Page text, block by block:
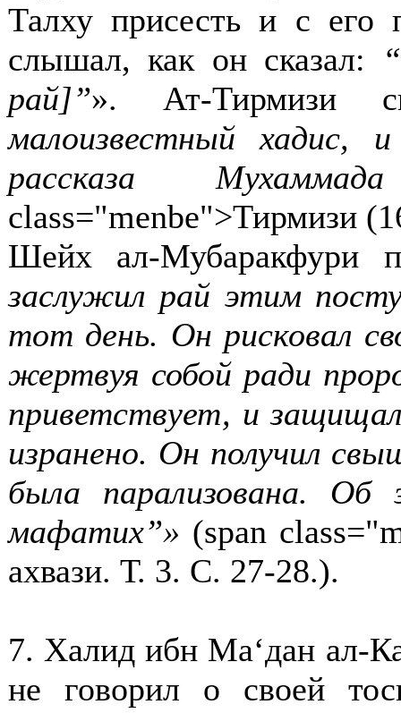
Талху присесть и с его
слышал, как он сказал:
рай]”». Ат-Тирмизи
малоизвестный
рассказа
class="menbe">Тирмизи
Шейх ал-Мубаракфури
заслужил рай этим
тот день. Он рисковал
жертвуя собой ради
приветствует, и
изранено. Он получил
была парализована.
мафатих”» (span
ахвази. Т. 3. С. 27-28.).
7. Халид ибн Ма‘дан ал-
не говорил о своей